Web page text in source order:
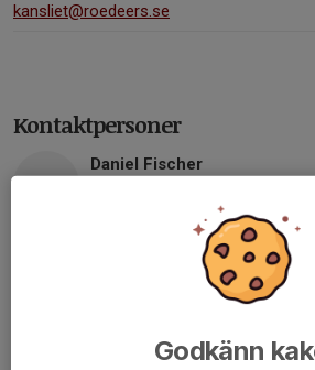
kansliet@roedeers.se
Kontaktpersoner
Daniel Fischer
danielfischer82@hotmail.com
Linda Claesson
lindamedkatterna@gmail.com
Godkänn